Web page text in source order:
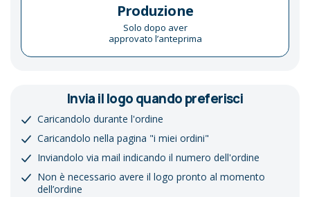
Produzione
Solo dopo aver
approvato l’anteprima
Invia il logo quando preferisci
Caricandolo durante l'ordine
Caricandolo nella pagina "i miei ordini"
Inviandolo via mail indicando il numero dell'ordine
Non è necessario avere il logo pronto al momento
dell’ordine